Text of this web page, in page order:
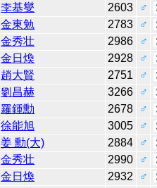
李基燮 2603
♂
金東勉 2783
♂
金秀壮 2986
♂
金日煥 2928
♂
趙大賢 2751
♂
劉昌赫 3266
♂
羅鍾勳 2678
♂
徐能旭 3005
♂
姜 勳(大) 2884
♂
金秀壮 2990
♂
金日煥 2932
♂